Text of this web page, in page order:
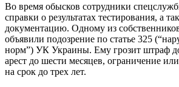
Во время обысков сотрудники
справки о результатах тестирования, а
документацию. Одному из
объявили подозрение по статье 325
норм”) УК Украины. Ему грозит штраф
арест до шести месяцев, ограничение
на срок до трех лет.